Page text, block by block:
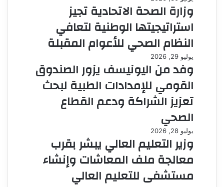
وزارة الصحة الاتحادية تجيز
استراتيجيتها الوطنية لتعافي
النظام الصحي للأعوام المقبلة
يوليو 29, 2026
وفد من اليونيسف يزور الصندوق
القومي للإمدادات الطبية لبحث
تعزيز الشراكة ودعم القطاع
الصحي
يوليو 28, 2026
وزير التعليم العالي يبشر بقرب
معالجة ملف المعاشات وإنشاء
مستشفى للتعليم العالي